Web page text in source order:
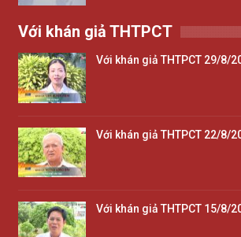
Với khán giả THTPCT
Với khán giả THTPCT 29/8/
Với khán giả THTPCT 22/8/
Với khán giả THTPCT 15/8/